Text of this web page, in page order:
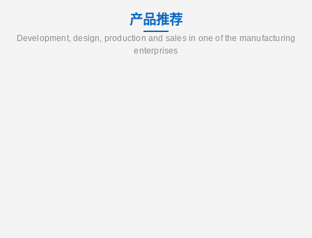
产品推荐
Development, design, production and sales in one of the manufacturing
enterprises